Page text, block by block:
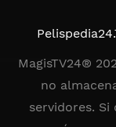
MagisTV24®
no
servidores.